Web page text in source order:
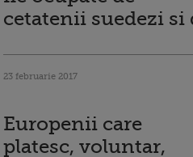
cetatenii suedezi si
23 februarie 2017
Europenii care
platesc, voluntar,